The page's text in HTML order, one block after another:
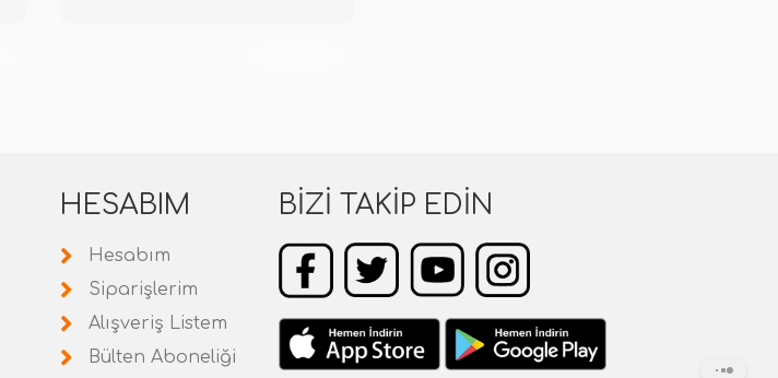
HESABIM
Hesabım
Siparişlerim
Alışveriş Listem
Bülten Aboneliği
BIZI TAKIP EDIN